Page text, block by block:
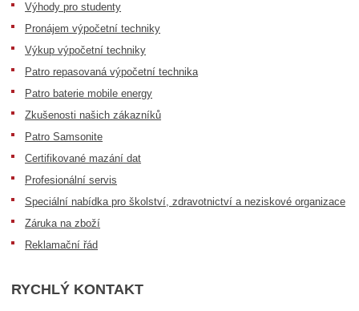
Výhody pro studenty
Pronájem výpočetní techniky
Výkup výpočetní techniky
Patro repasovaná výpočetní technika
Patro baterie mobile energy
Zkušenosti našich zákazníků
Patro Samsonite
Certifikované mazání dat
Profesionální servis
Speciální nabídka pro školství, zdravotnictví a neziskové organizace
Záruka na zboží
Reklamační řád
RYCHLÝ KONTAKT